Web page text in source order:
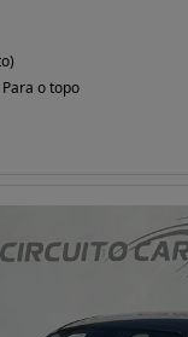
o topo